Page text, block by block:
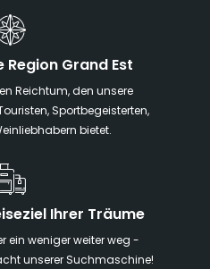
Region Grand Est
Reichtum, den unsere
Sportbegeisterten,
bietet.
Ihrer Träume
ein weniger weiter weg -
unserer Suchmaschine!